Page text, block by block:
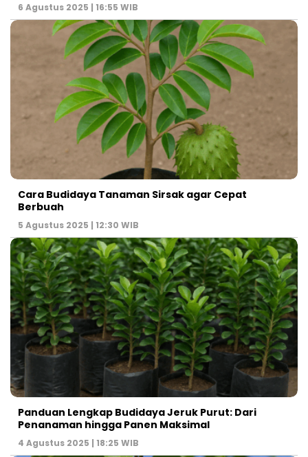
6 Agustus 2025 | 16:55 WIB
Cara Budidaya Tanaman Sirsak agar Cepat
Berbuah
5 Agustus 2025 | 12:30 WIB
Panduan Lengkap Budidaya Jeruk Purut: Dari
Penanaman hingga Panen Maksimal
4 Agustus 2025 | 18:25 WIB